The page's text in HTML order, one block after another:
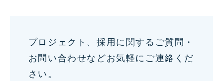
プロジェクト、採用に関するご質問・
お問い合わせなどお気軽にご連絡くだ
さい。